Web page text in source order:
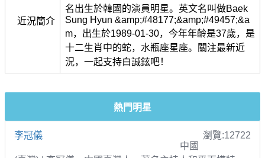
近況簡介
名出生於韓國的演員明星。英文名叫做Baek
Sung Hyun &amp;#48177;&amp;#49457;&a
m，出生於1989-01-30，今年年齡是37歲，是
十二生肖中的蛇，水瓶座星座。關注最新近
況，一起支持白誠鉉吧！
熱門明星
李冠儀
瀏覽:12722
中國